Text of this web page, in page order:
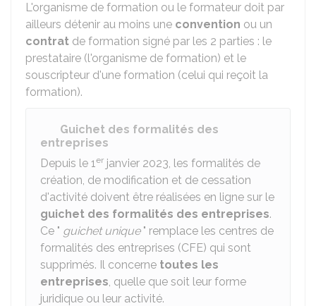
L'organisme de formation ou le formateur doit par
ailleurs détenir au moins une convention ou un
contrat de formation signé par les 2 parties : le
prestataire (l'organisme de formation) et le
souscripteur d'une formation (celui qui reçoit la
formation).
Guichet des formalités des
entreprises
Depuis le 1er janvier 2023, les formalités de
création, de modification et de cessation
d'activité doivent être réalisées en ligne sur le
guichet des formalités des entreprises.
Ce " guichet unique" remplace les centres de
formalités des entreprises (CFE) qui sont
supprimés. Il concerne toutes les
entreprises, quelle que soit leur forme
juridique ou leur activité.